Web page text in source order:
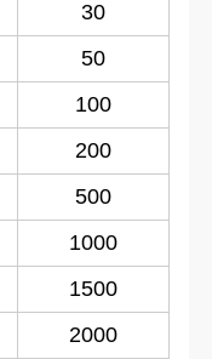
30
50
100
200
500
1000
1500
2000